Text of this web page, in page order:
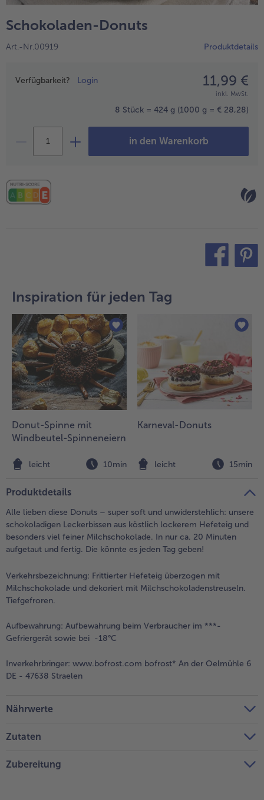
alle Küchenutensilien
alle bofrost*free
alle bofrost*plus.
Pflanzliche Alternativprodukte
Schokoladen-Donuts
Art.-Nr.00919 Produktdetails
Preisangabe
Verfügbarkeit? Login 11,99 €
inkl. MwSt.
8 Stück = 424 g (1000 g = € 28,28)
in den Warenkorb
Inspiration für jeden Tag
Donut-Spinne mit
Windbeutel-Spinneneiern
leicht 10min
Karneval-Donuts
leicht 15min
Produktdetails
Alle lieben diese Donuts – super soft und unwiderstehlich: unsere
schokoladigen Leckerbissen aus köstlich lockerem Hefeteig und
besonders viel feiner Milchschokolade. In nur ca. 20 Minuten
aufgetaut und fertig. Die könnte es jeden Tag geben!
Verkehrsbezeichnung: Frittierter Hefeteig überzogen mit
Milchschokolade und dekoriert mit Milchschokoladenstreuseln.
Tiefgefroren.
Aufbewahrung: Aufbewahrung beim Verbraucher im ***-
Gefriergerät sowie bei -18°C
Inverkehrbringer: www.bofrost.com bofrost* An der Oelmühle 6
DE - 47638 Straelen
Nährwerte
Zutaten
Zubereitung